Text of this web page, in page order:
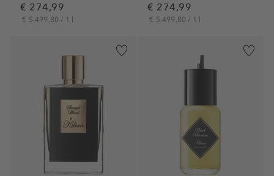
€ 274,99
€ 5.499,80 / 1 l
€ 274,99
€ 5.499,80 / 1 l